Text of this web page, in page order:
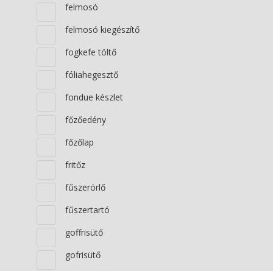
felmosó
felmosó kiegészítő
fogkefe töltő
fóliahegesztő
fondue készlet
főzőedény
főzőlap
fritőz
fűszerörlő
fűszertartó
goffrisütő
gofrisütő